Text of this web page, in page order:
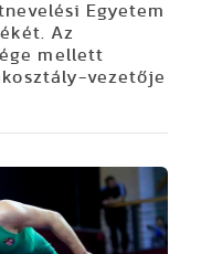
Egyetem
Az
mellett
vezetője